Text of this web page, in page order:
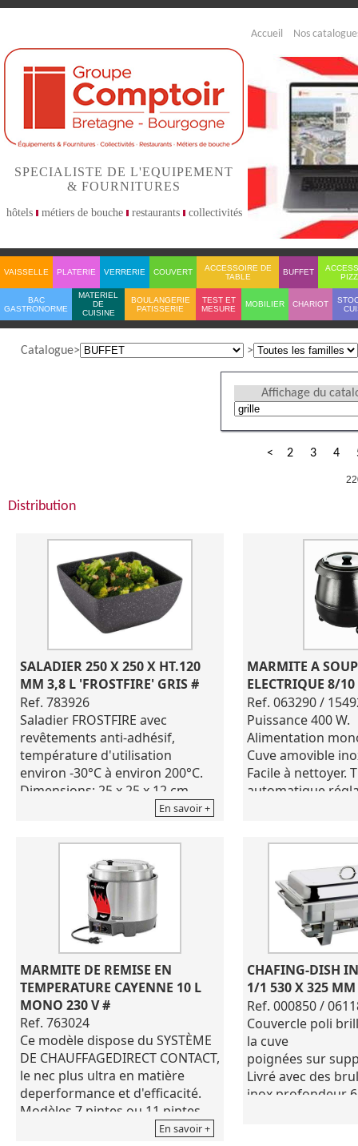
Accueil Nos
SPECIALISTE DE L'EQUIPEMENT
& FOURNITURES
hôtels métiers de bouche restaurants collectivités
VAISSELLE PLATERIE VERRERIE COUVERT
ACCESSOIRE DE
TABLE
BUFFET
BAC
GASTRONORME
MATERIEL
DE
CUISINE
BOULANGERIE
PATISSERIE
TEST ET
MESURE
MOBILIER CHARIOT
Catalogue
Affichage du
< 2 3 4
Distribution
SALADIER 250 X 250 X HT.120
MM 3,8 L 'FROSTFIRE' GRIS #
Ref. 783926
Saladier FROSTFIRE avec
revêtements anti-adhésif,
température d'utilisation
environ -30°C à environ 200°C.
Dimensions: 25 x 25 x 12 cm
Coloris: Gris moucheté
Passable au lave-vaisselle
Ne pas utiliser de produits
corrosifs pour l'entretien
En savoir +
MARMITE A
ELECTRIQUE 8/
Ref. 063290 /
Puissance 400 W.
Alimentation
Cuve amovible
Facile à nettoyer.
automatique
MARMITE DE REMISE EN
TEMPERATURE CAYENNE 10 L
MONO 230 V #
Ref. 763024
Ce modèle dispose du SYSTÈME
DE CHAUFFAGEDIRECT CONTACT,
le nec plus ultra en matière
deperformance et d'efficacité.
Modèles 7 pintes ou 11 pintes
En savoir +
CHAFING-DISH
1/1 530 X 325 MM
Ref. 000850 /
Couvercle poli
la cuve
poignées sur
Livré avec des
inox profondeur